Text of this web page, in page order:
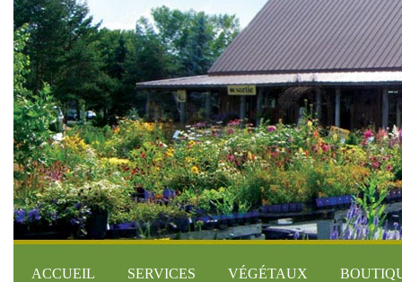
ACCUEIL SERVICES VÉGÉTAUX